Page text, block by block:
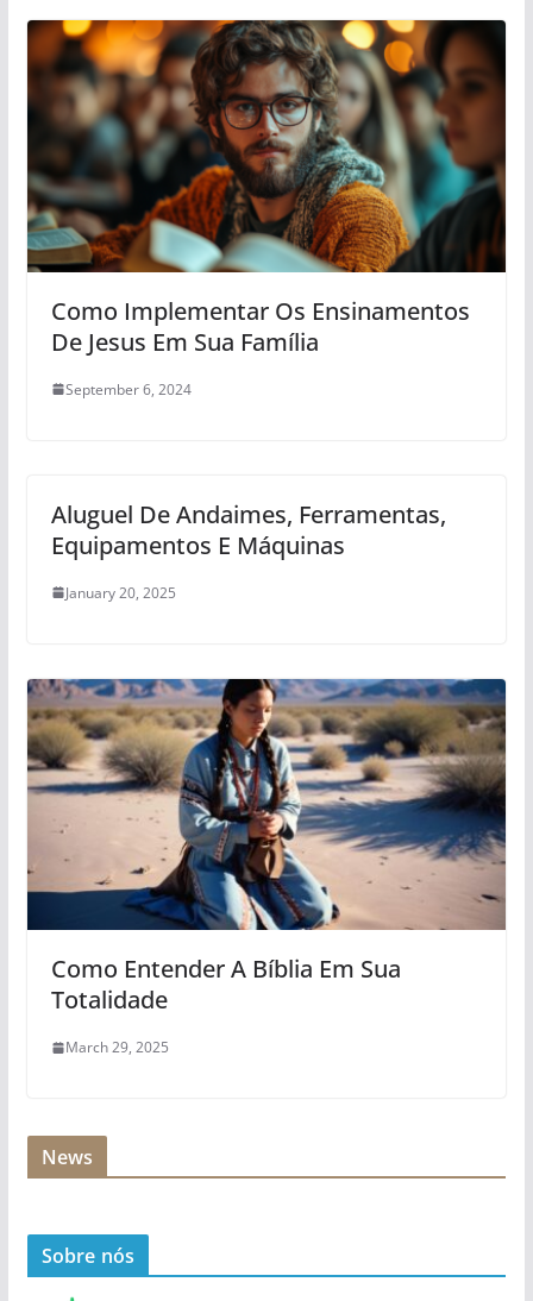
Como Implementar Os Ensinamentos
De Jesus Em Sua Família
September 6, 2024
Aluguel De Andaimes, Ferramentas,
Equipamentos E Máquinas
January 20, 2025
Como Entender A Bíblia Em Sua
Totalidade
March 29, 2025
News
Sobre nós